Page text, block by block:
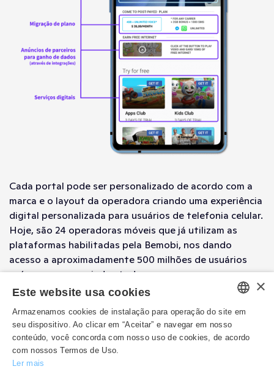
Cada portal pode ser personalizado de acordo com a
marca e o layout da operadora criando uma experiência
digital personalizada para usuários de telefonia celular.
Hoje, são 24 operadoras móveis que já utilizam as
plataformas habilitadas pela Bemobi, nos dando
acesso a aproximadamente 500 milhões de usuários
pré-pagos gerenciados todos os meses.
ENGLISH
×
Este website usa cookies
Armazenamos cookies de instalação para operação do site em
seu dispositivo. Ao clicar em “Aceitar” e navegar em nosso
conteúdo, você concorda com nosso uso de cookies, de acordo
com nossos Termos de Uso.
Ler mais